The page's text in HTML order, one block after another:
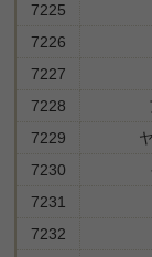
7225
7226
7227
7228
7229
7230
7231
7232